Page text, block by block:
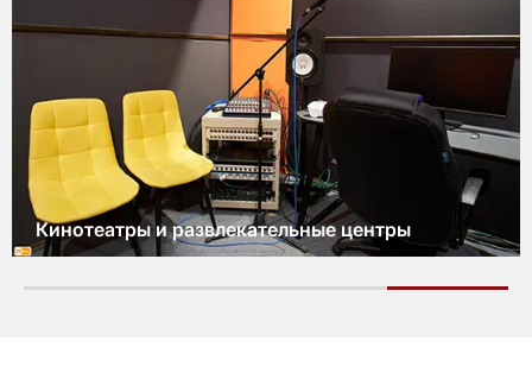
Кинотеатры и развлекательные центры